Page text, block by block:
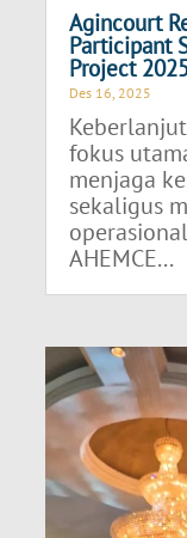
Agincourt
Participant
Project
Des 16, 2025
fokus
menjaga
sekaligus
AHEMCE...